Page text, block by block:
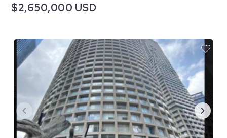
$2,650,000 USD